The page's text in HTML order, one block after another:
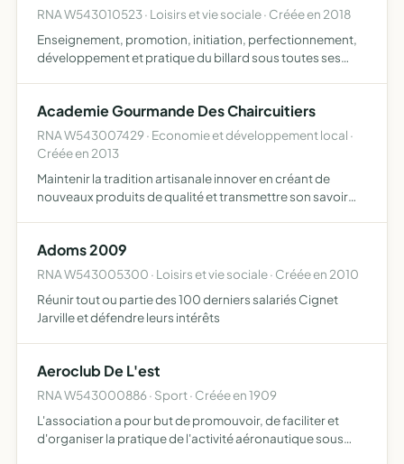
RNA W543010523 · Loisirs et vie sociale · Créée en 2018
Enseignement, promotion, initiation, perfectionnement,
développement et pratique du billard sous toutes ses
Academie Gourmande Des Chaircuitiers
RNA W543007429 · Economie et développement local ·
Créée en 2013
Maintenir la tradition artisanale innover en créant de
nouveaux produits de qualité et transmettre son savoir
Adoms 2009
RNA W543005300 · Loisirs et vie sociale · Créée en 2010
Réunir tout ou partie des 100 derniers salariés Cignet
Jarville et défendre leurs intérêts
Aeroclub De L'est
RNA W543000886 · Sport · Créée en 1909
L'association a pour but de promouvoir, de faciliter et
d'organiser la pratique de l'activité aéronautique sous